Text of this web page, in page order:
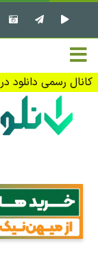
خانه
تماس با ما
تبلیغات
کانال رسمی دانلود
✖ بستن منو
نرم افزار کامپیوتر
بازی کامپیوتر
کتاب